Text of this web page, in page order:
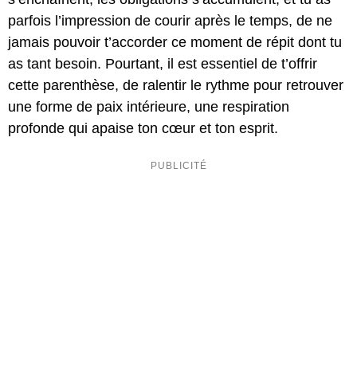
parfois l’impression de courir après le temps, de ne
jamais pouvoir t’accorder ce moment de répit dont tu
as tant besoin. Pourtant, il est essentiel de t’offrir
cette parenthèse, de ralentir le rythme pour retrouver
une forme de paix intérieure, une respiration
profonde qui apaise ton cœur et ton esprit.